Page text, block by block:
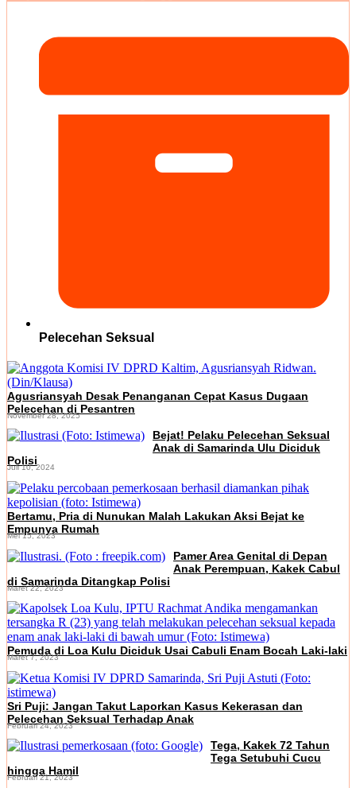
Pelecehan Seksual
Agusriansyah Desak Penanganan Cepat Kasus Dugaan
Pelecehan di Pesantren
November 28, 2025
Bejat! Pelaku Pelecehan Seksual
Anak di Samarinda Ulu Diciduk
Polisi
Juli 10, 2024
Bertamu, Pria di Nunukan Malah Lakukan Aksi Bejat ke
Empunya Rumah
Mei 15, 2023
Pamer Area Genital di Depan
Anak Perempuan, Kakek Cabul
di Samarinda Ditangkap Polisi
Maret 22, 2023
Pemuda di Loa Kulu Diciduk Usai Cabuli Enam Bocah Laki-laki
Maret 7, 2023
Sri Puji: Jangan Takut Laporkan Kasus Kekerasan dan
Pelecehan Seksual Terhadap Anak
Februari 24, 2023
Tega, Kakek 72 Tahun
Tega Setubuhi Cucu
hingga Hamil
Februari 21, 2023